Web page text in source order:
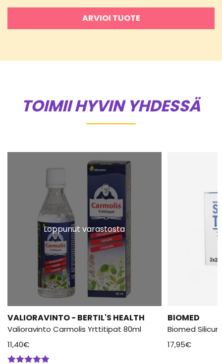
ARVIOI TUOTE
TOIMII HYVIN YHDESSÄ
Loppunut varastosta
VALIORAVINTO - BERTIL'S HEALTH
Valioravinto Carmolis Yrttitipat 80ml
11,40€
BIOMED
Biomed
17,95€